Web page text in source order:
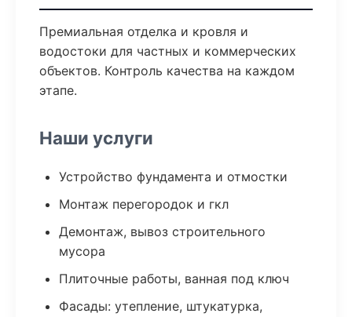
Премиальная отделка и кровля и
водостоки для частных и коммерческих
объектов. Контроль качества на каждом
этапе.
Наши услуги
Устройство фундамента и отмостки
Монтаж перегородок и гкл
Демонтаж, вывоз строительного
мусора
Плиточные работы, ванная под ключ
Фасады: утепление, штукатурка,